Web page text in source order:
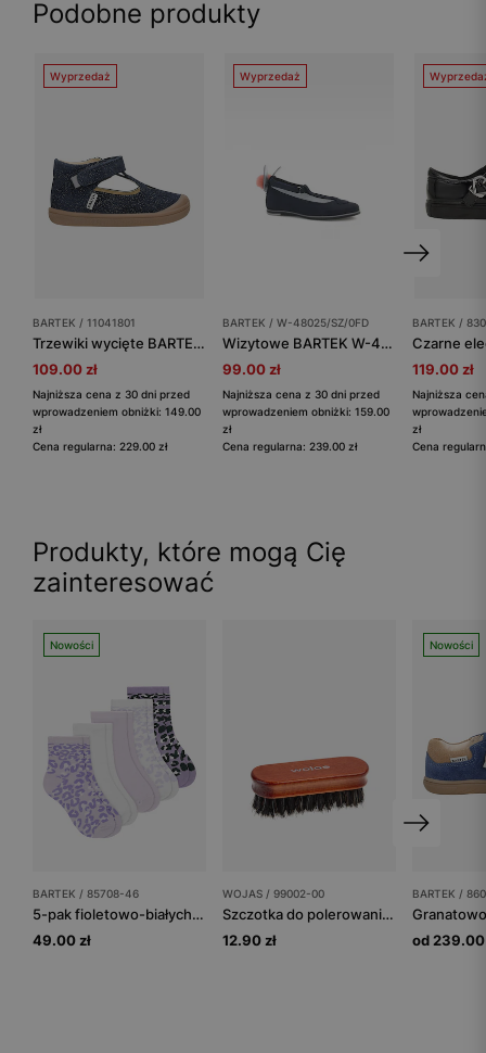
Podobne produkty
Wyprzedaż
BARTEK / 11041801
Trzewiki wycięte BARTEK 11041801, dla dziewcząt, granatowy
109.00 zł
Najniższa cena z 30 dni przed
wprowadzeniem obniżki: 149.00
zł
Cena regularna: 229.00 zł
Wyprzedaż
BARTEK / W-48025/SZ/0FD
Wizytowe BARTEK W-48025/SZ/0FD, dla dziewcząt, granatowy
99.00 zł
Najniższa cena z 30 dni przed
wprowadzeniem obniżki: 159.00
zł
Cena regularna: 239.00 zł
BARTEK /
119.00 zł
Najniższa
zł
Cena
Produkty, które mogą Cię
zainteresować
Nowości
BARTEK / 85708-46
5-pak fioletowo-białych skarpet dziewczęcych w panterkę BARTEK 85708-46
49.00 zł
WOJAS / 99002-00
Szczotka do polerowania z włosiem końskim
12.90 zł
Nowości
BARTEK /
od 239.00